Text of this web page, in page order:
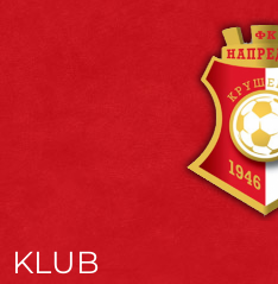
KLUB